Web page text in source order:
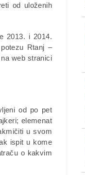
od uloženih
2013. i 2014.
Rtanj –
web stranici
od po pet
elemenat
u svom
ispit u kome
o kakvim